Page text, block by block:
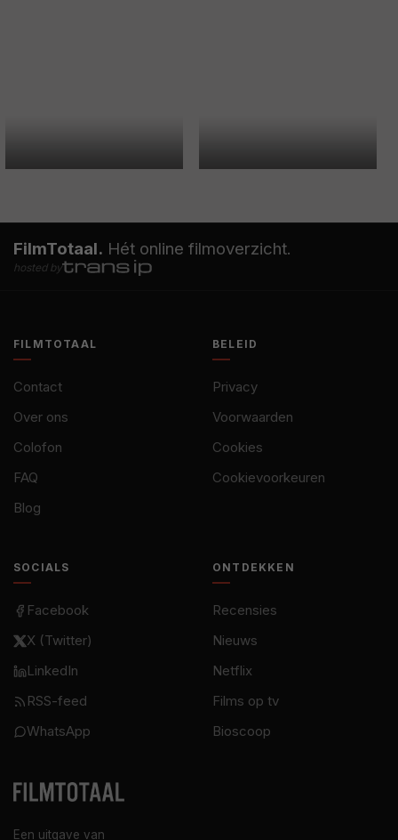
FilmTotaal. Hét online filmoverzicht.
hosted by
Een uitgave van
FILMTOTAAL
Contact
Over ons
Colofon
FAQ
Blog
BELEID
Privacy
Voorwaarden
Cookies
Cookievoorkeuren
SOCIALS
Facebook
X (Twitter)
LinkedIn
RSS-feed
WhatsApp
ONTDEKKEN
Recensies
Nieuws
Netflix
Films op tv
Bioscoop